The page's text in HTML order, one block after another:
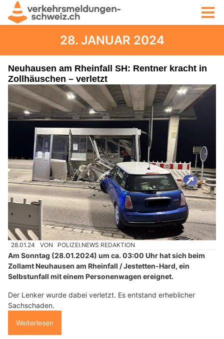
28. JANUAR 2024
Neuhausen am Rheinfall SH: Rentner kracht in
Zollhäuschen – verletzt
28.01.24 VON POLIZEI.NEWS REDAKTION
Am Sonntag (28.01.2024) um ca. 03:00 Uhr hat sich beim
Zollamt Neuhausen am Rheinfall / Jestetten-Hard, ein
Selbstunfall mit einem Personenwagen ereignet.
Der Lenker wurde dabei verletzt. Es entstand erheblicher
Sachschaden.
Weiterlesen